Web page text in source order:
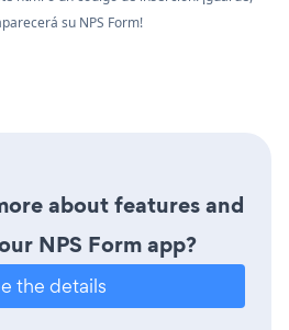
su NPS Form!
about features and
NPS Form app?
the details